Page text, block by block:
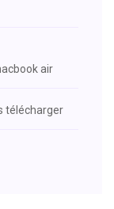
air
télécharger